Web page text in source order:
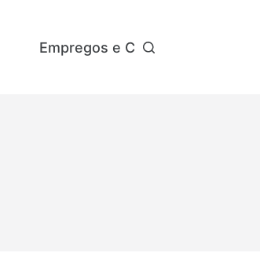
Empregos e Concursos